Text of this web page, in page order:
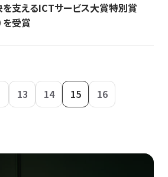
支えるICTサービス大賞特別賞
を受賞
13 14 15 16